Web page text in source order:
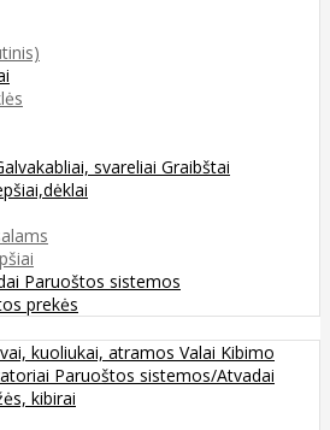
svareliai Graibštai
Paruoštos sistemos
prekės
kuoliukai, atramos Valai Kibimo
Paruoštos sistemos/Atvadai
kibirai